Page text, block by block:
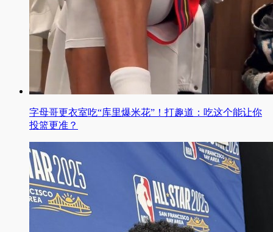
字母哥更衣室吃“库里爆米花”！打趣道：吃这个能让你
投篮更准？